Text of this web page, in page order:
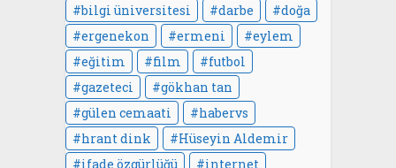
bilgi üniversitesi
darbe
doğa
ergenekon
ermeni
eylem
eğitim
film
futbol
gazeteci
gökhan tan
gülen cemaati
habervs
hrant dink
Hüseyin Aldemir
ifade özgürlüğü
internet